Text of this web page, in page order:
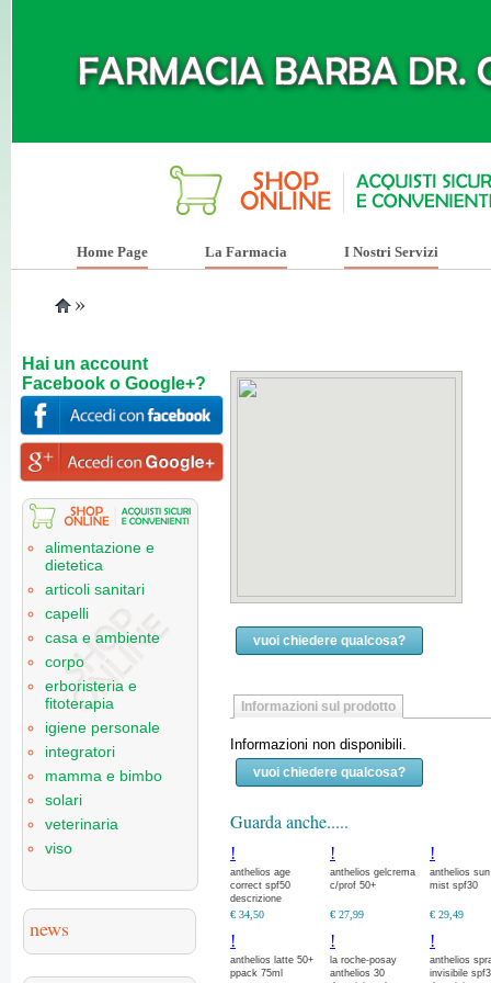
Hai un account
Facebook o Google+?
alimentazione e
dietetica
articoli sanitari
capelli
casa e ambiente
corpo
erboristeria e
fitoterapia
igiene personale
integratori
mamma e bimbo
solari
veterinaria
viso
news
Home Page La Farmacia I Nostri Servizi
»
vuoi chiedere qualcosa?
Informazioni sul prodotto
Informazioni non disponibili.
vuoi chiedere qualcosa?
Guarda anche.....
!
anthelios age
correct spf50
descrizione
€ 34,50
!
anthelios gelcrema
c/prof 50+
€ 27,99
!
anthelios
mist spf30
€ 29,49
!
anthelios latte 50+
ppack 75ml
!
la roche-posay
anthelios 30
!
anthelios
invisibile